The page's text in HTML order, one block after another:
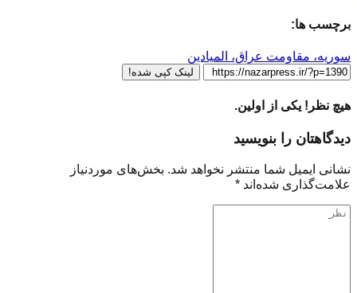
برچسب ها:
سوریه، مقاومت عراق، المیادین
لینک کپی شده!
هیچ نظر! یکی از اولین.
دیدگاهتان را بنویسید
نشانی ایمیل شما منتشر نخواهد شد. بخش‌های موردنیاز
علامت‌گذاری شده‌اند *